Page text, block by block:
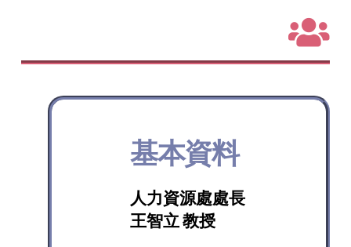
基本資料
人力資源處處長
王智立 教授